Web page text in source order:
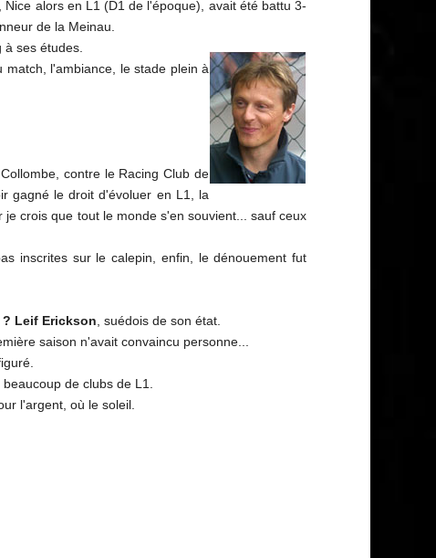
alors en L1 (D1 de l'époque), avait été battu 3-
de la Meinau.
ses études.
match, l'ambiance, le stade plein à
contre le Racing Club de
gagné le droit d'évoluer en L1, la
crois que tout le monde s'en souvient... sauf ceux
inscrites sur le calepin, enfin, le dénouement fut
Leif Erickson , suédois de son état.
saison n'avait convaincu personne...
de clubs de L1.
l'argent, où le soleil.